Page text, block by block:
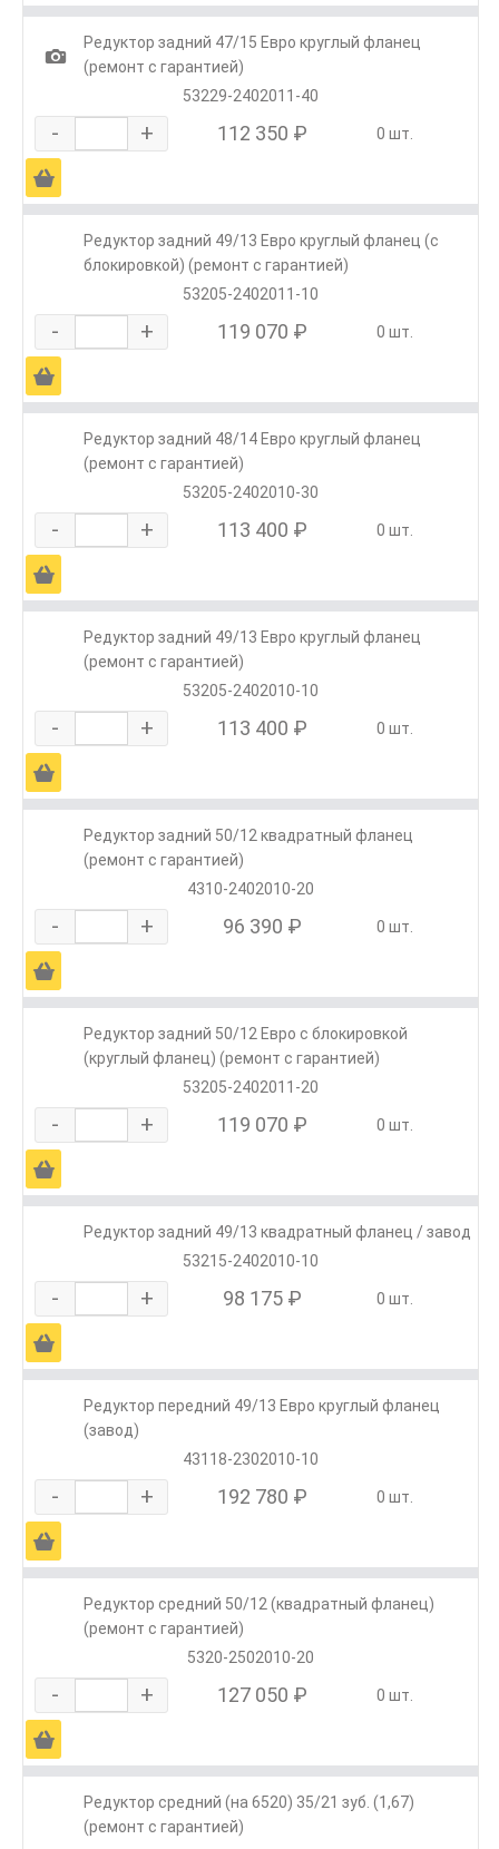
1
Редуктор задний 47/15 Евро круглый фланец
(ремонт с гарантией)
53229-2402011-40
- + 112 350 ₽ 0 шт.
Ä
Редуктор задний 49/13 Евро круглый фланец (с
блокировкой) (ремонт с гарантией)
53205-2402011-10
- + 119 070 ₽ 0 шт.
Ä
Редуктор задний 48/14 Евро круглый фланец
(ремонт с гарантией)
53205-2402010-30
- + 113 400 ₽ 0 шт.
Ä
Редуктор задний 49/13 Евро круглый фланец
(ремонт с гарантией)
53205-2402010-10
- + 113 400 ₽ 0 шт.
Ä
Редуктор задний 50/12 квадратный фланец
(ремонт с гарантией)
4310-2402010-20
- + 96 390 ₽ 0 шт.
Ä
Редуктор задний 50/12 Евро с блокировкой
(круглый фланец) (ремонт с гарантией)
53205-2402011-20
- + 119 070 ₽ 0 шт.
Ä
Редуктор задний 49/13 квадратный фланец / завод
53215-2402010-10
- + 98 175 ₽ 0 шт.
Ä
Редуктор передний 49/13 Евро круглый фланец
(завод)
43118-2302010-10
- + 192 780 ₽ 0 шт.
Ä
Редуктор средний 50/12 (квадратный фланец)
(ремонт с гарантией)
5320-2502010-20
- + 127 050 ₽ 0 шт.
Ä
Редуктор средний (на 6520) 35/21 зуб. (1,67)
(ремонт с гарантией)